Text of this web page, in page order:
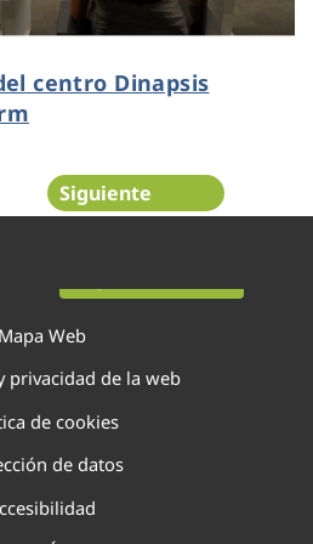
centro Dinapsis
Siguiente
Mapa Web
privacidad de la web
de cookies
de datos